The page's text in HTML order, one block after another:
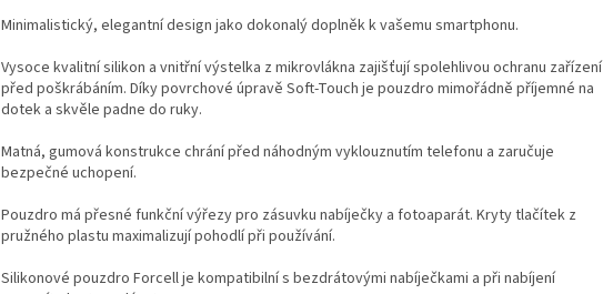
Minimalistický, elegantní design jako dokonalý doplněk k vašemu smartphonu.
Vysoce kvalitní silikon a vnitřní výstelka z mikrovlákna zajišťují spolehlivou ochranu zařízení
před poškrábáním. Díky povrchové úpravě Soft-Touch je pouzdro mimořádně příjemné na
dotek a skvěle padne do ruky.
Matná, gumová konstrukce chrání před náhodným vyklouznutím telefonu a zaručuje
bezpečné uchopení.
Pouzdro má přesné funkční výřezy pro zásuvku nabíječky a fotoaparát. Kryty tlačítek z
pružného plastu maximalizují pohodlí při používání.
Silikonové pouzdro Forcell je kompatibilní s bezdrátovými nabíječkami a při nabíjení